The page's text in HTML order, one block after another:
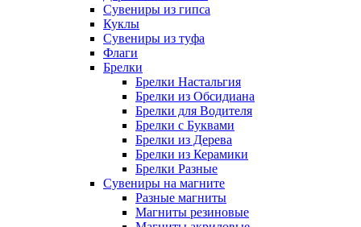
Сувениры из гипса
Куклы
Сувениры из туфа
Флаги
Брелки
Брелки Настальгия
Брелки из Обсидиана
Брелки для Водителя
Брелки с Буквами
Брелки из Дерева
Брелки из Керамики
Брелки Разные
Сувениры на магните
Разные магниты
Магниты резиновые